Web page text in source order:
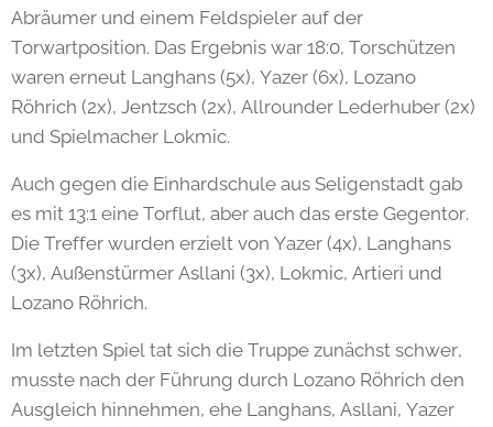
Abräumer und einem Feldspieler auf der
Torwartposition. Das Ergebnis war 18:0, Torschützen
waren erneut Langhans (5x), Yazer (6x), Lozano
Röhrich (2x), Jentzsch (2x), Allrounder Lederhuber (2x)
und Spielmacher Lokmic.
Auch gegen die Einhardschule aus Seligenstadt gab
es mit 13:1 eine Torflut, aber auch das erste Gegentor.
Die Treffer wurden erzielt von Yazer (4x), Langhans
(3x), Außenstürmer Asllani (3x), Lokmic, Artieri und
Lozano Röhrich.
Im letzten Spiel tat sich die Truppe zunächst schwer,
musste nach der Führung durch Lozano Röhrich den
Ausgleich hinnehmen, ehe Langhans, Asllani, Yazer